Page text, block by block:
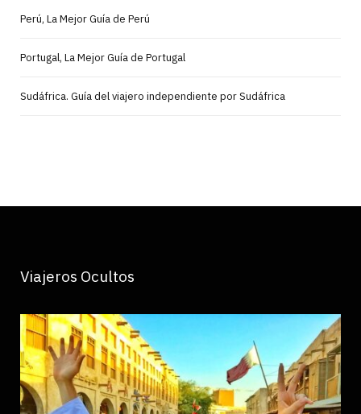
Perú, La Mejor Guía de Perú
Portugal, La Mejor Guía de Portugal
Sudáfrica. Guía del viajero independiente por Sudáfrica
Viajeros Ocultos